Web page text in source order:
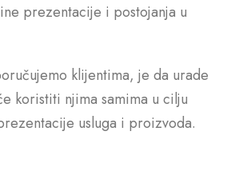
prezentacije i postojanja u
klijentima, je da urade
koristiti njima samima u cilju
usluga i proizvoda.